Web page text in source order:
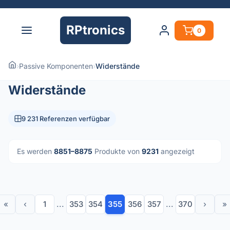
RPtronics 0
›Passive Komponenten›Widerstände
Widerstände
9 231 Referenzen verfügbar
Es werden 8851–8875 Produkte von 9231 angezeigt
« ‹ 1 ... 353 354 355 356 357 ... 370 › »